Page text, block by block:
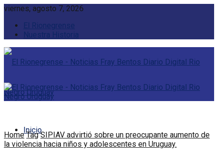
viernes, agosto 7, 2026
El Rionegrense
Nuestra Historia
Inicio
Home Tag SIPIAV advirtió sobre un preocupante aumento de
la violencia hacia niños y adolescentes en Uruguay.